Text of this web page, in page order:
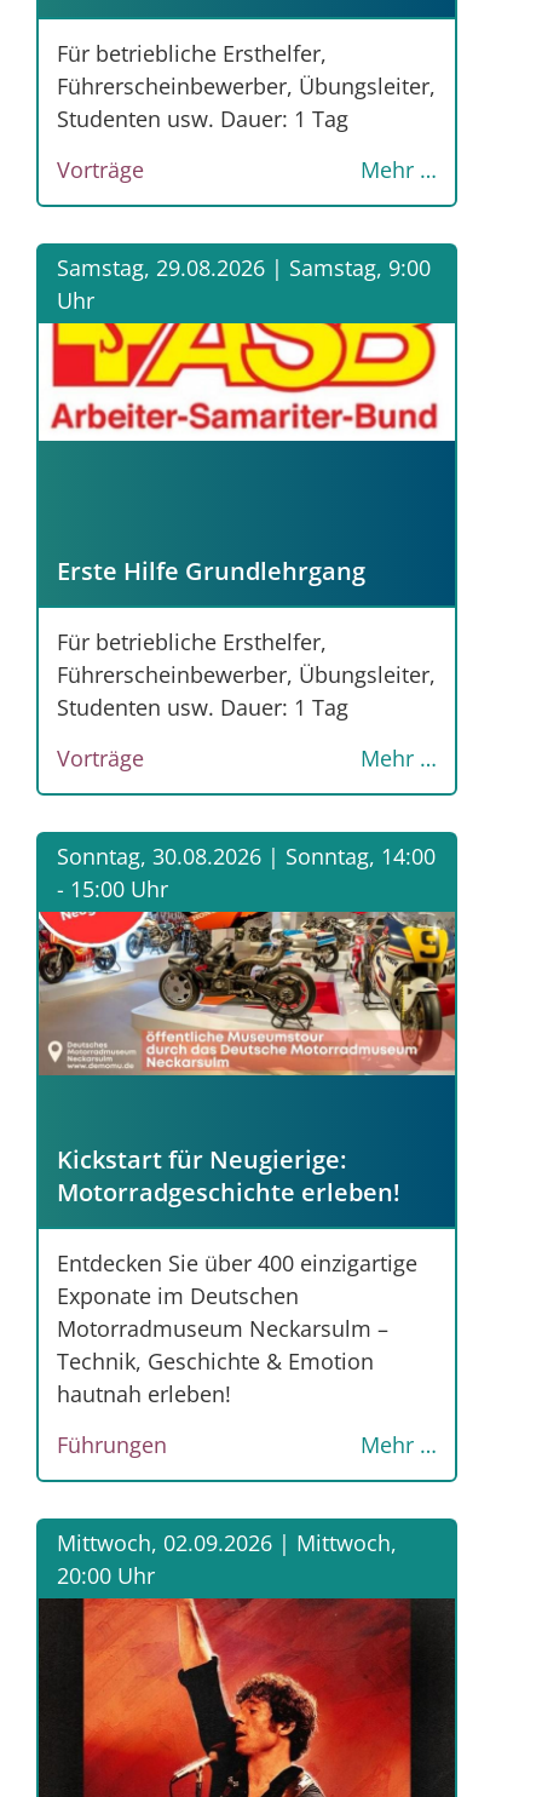
Für betriebliche Ersthelfer,
Führerscheinbewerber, Übungsleiter,
Studenten usw. Dauer: 1 Tag
Vorträge
Mehr …
Samstag, 29.08.2026 | Samstag, 9:00
Uhr
Erste Hilfe Grundlehrgang
Für betriebliche Ersthelfer,
Führerscheinbewerber, Übungsleiter,
Studenten usw. Dauer: 1 Tag
Vorträge
Mehr …
Sonntag, 30.08.2026 | Sonntag, 14:00
- 15:00 Uhr
Kickstart für Neugierige:
Motorradgeschichte erleben!
Entdecken Sie über 400 einzigartige
Exponate im Deutschen
Motorradmuseum Neckarsulm –
Technik, Geschichte & Emotion
hautnah erleben!
Führungen
Mehr …
Mittwoch, 02.09.2026 | Mittwoch,
20:00 Uhr